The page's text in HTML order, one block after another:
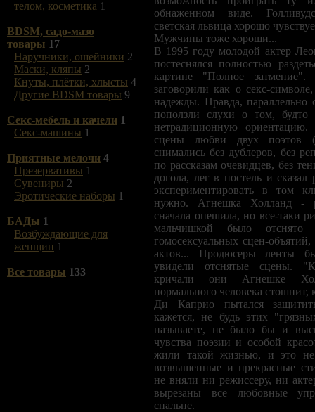
телом, косметика 1
BDSM, садо-мазо
товары 17
Наручники, ошейники 2
Маски, кляпы 2
Кнуты, плётки, хлысты 4
Другие BDSM товары 9
Секс-мебель и качели 1
Секс-машины 1
Приятные мелочи 4
Презервативы 1
Сувениры 2
Эротические наборы 1
БАДы 1
Возбуждающие для
женщин 1
Все товары 133
обнаженном виде.
светская львица хорошо
Мужчины тоже хороши...
В 1995 году молодой актер
постеснялся полностью
картине "Полное
заговорили как о секс-
надежды. Правда, параллельно
поползли слухи о том, будто
нетрадиционную
сцены любви двух поэтов
снимались без дублеров, без
по рассказам очевидцев, без
догола, лег в постель и сказал
экспериментировать в том
нужно. Агнешка Холланд -
сначала опешила, но все-таки
мальчишкой было отснято
гомосексуальных сцен-
актов... Продюсеры ленты
увидели отснятые сцены.
кричали они Агнешке
нормального человека стошнит,
Ди Каприо пытался
кажется, не будь этих
называете, не было бы и
чувства поэзии и особой
жили такой жизнью, и это
возвышенные и прекрасные
не вняли ни режиссеру, ни
вырезаны все любовные
спальне.